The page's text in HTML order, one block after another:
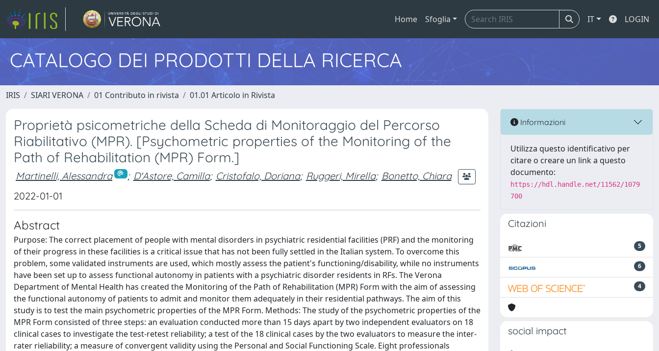
Home Sfoglia IT LOGIN
CATALOGO DEI PRODOTTI DELLA RICERCA
IRIS SIARI VERONA 01 Contributo in rivista 01.01 Articolo in Rivista
Proprietà psicometriche della Scheda di Monitoraggio del Percorso
Riabilitativo (MPR). [Psychometric properties of the Monitoring of the
Path of Rehabilitation (MPR) Form.]
Martinelli, Alessandra ; D'Astore, Camilla; Cristofalo, Doriana; Ruggeri, Mirella; Bonetto, Chiara
2022-01-01
Abstract
Purpose: The correct placement of people with mental disorders in psychiatric residential facilities (PRF) and the monitoring
of their progress in these facilities is a critical issue that has not been fully settled in the Italian system. To overcome this
problem, some validated instruments are used, which mostly assess the patient's functioning/disability, while no instruments
have been set up to assess functional autonomy in patients with a psychiatric disorder residents in RFs. The Verona
Department of Mental Health has created the Monitoring of the Path of Rehabilitation (MPR) Form with the aim of assessing
the functional autonomy of patients to admit and monitor them adequately in their residential pathways. The aim of this
study is to test the main psychometric properties of the MPR Form. Methods: The study of the psychometric properties of the
MPR Form consisted of three steps: an evaluation conducted more than 15 days apart by two independent evaluators on 18
clinical cases to investigate the test-retest reliability; a test of the 18 clinical cases by the two evaluators to measure the inter-
rater rieliability; a measure of convergent validity using the Personal and Social Functioning Scale. Eight professionals
Informazioni
Utilizza questo identificativo per
citare o creare un link a questo
documento:
https://hdl.handle.net/11562/1079
700
Citazioni
5
6
4
social impact